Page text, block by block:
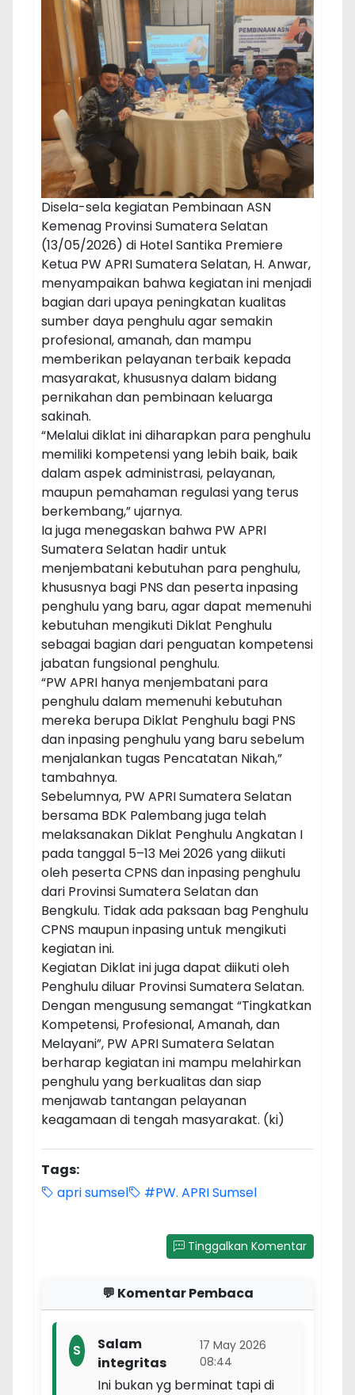
Disela-sela kegiatan Pembinaan ASN
Kemenag Provinsi Sumatera Selatan
(13/05/2026) di Hotel Santika Premiere
Ketua PW APRI Sumatera Selatan, H. Anwar,
menyampaikan bahwa kegiatan ini menjadi
bagian dari upaya peningkatan kualitas
sumber daya penghulu agar semakin
profesional, amanah, dan mampu
memberikan pelayanan terbaik kepada
masyarakat, khususnya dalam bidang
pernikahan dan pembinaan keluarga
sakinah.
“Melalui diklat ini diharapkan para penghulu
memiliki kompetensi yang lebih baik, baik
dalam aspek administrasi, pelayanan,
maupun pemahaman regulasi yang terus
berkembang,” ujarnya.
Ia juga menegaskan bahwa PW APRI
Sumatera Selatan hadir untuk
menjembatani kebutuhan para penghulu,
khususnya bagi PNS dan peserta inpasing
penghulu yang baru, agar dapat memenuhi
kebutuhan mengikuti Diklat Penghulu
sebagai bagian dari penguatan kompetensi
jabatan fungsional penghulu.
“PW APRI hanya menjembatani para
penghulu dalam memenuhi kebutuhan
mereka berupa Diklat Penghulu bagi PNS
dan inpasing penghulu yang baru sebelum
menjalankan tugas Pencatatan Nikah,”
tambahnya.
Sebelumnya, PW APRI Sumatera Selatan
bersama BDK Palembang juga telah
melaksanakan Diklat Penghulu Angkatan I
pada tanggal 5–13 Mei 2026 yang diikuti
oleh peserta CPNS dan inpasing penghulu
dari Provinsi Sumatera Selatan dan
Bengkulu. Tidak ada paksaan bag Penghulu
CPNS maupun inpasing untuk mengikuti
kegiatan ini.
Kegiatan Diklat ini juga dapat diikuti oleh
Penghulu diluar Provinsi Sumatera Selatan.
Dengan mengusung semangat “Tingkatkan
Kompetensi, Profesional, Amanah, dan
Melayani”, PW APRI Sumatera Selatan
berharap kegiatan ini mampu melahirkan
penghulu yang berkualitas dan siap
menjawab tantangan pelayanan
keagamaan di tengah masyarakat. (ki)
Tags:
apri sumsel
#PW. APRI Sumsel
Tinggalkan Komentar
💬 Komentar Pembaca
S
Salam
integritas
17 May 2026
08:44
Ini bukan yg berminat tapi di